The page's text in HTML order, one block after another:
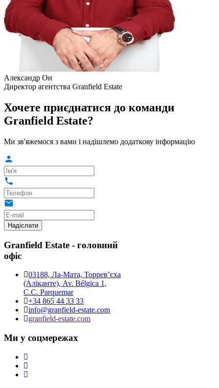
Александр Он
Директор агентства Granfield Estate
Хочете приєднатися до команди
Granfield Estate?
Ми зв'яжемося з вами і надішлемо додаткову інформацію
Надіслати
Granfield Estate - головний
офіс
03188, Ла-Мата, Торревʼєха
(Аліканте), Av. Bélgica 1,
C.C. Parquemar
+34 865 44 33 33
info@granfield-estate.com
granfield-estate.com
Ми у соцмережах